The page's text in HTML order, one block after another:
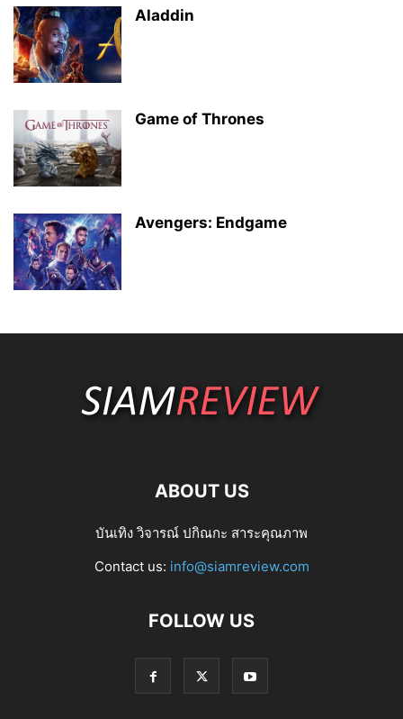
Aladdin
Game of Thrones
Avengers: Endgame
ABOUT US
บันเทิง วิจารณ์ ปกิณกะ สาระคุณภาพ
Contact us: info@siamreview.com
FOLLOW US